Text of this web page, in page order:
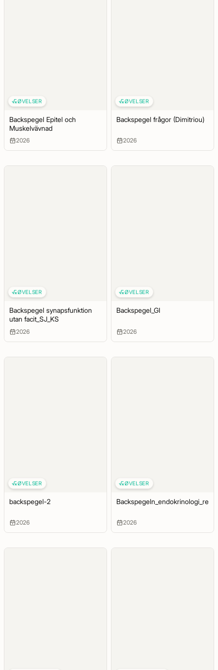
ØVELSER
Backspegel Epitel och
Muskelvävnad
2026
ØVELSER
Backspegel frågor (Dimitriou)
2026
ØVELSER
Backspegel synapsfunktion
utan facit_SJ_KS
2026
ØVELSER
Backspegel_GI
2026
ØVELSER
backspegel-2
2026
ØVELSER
2026